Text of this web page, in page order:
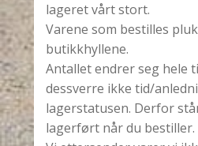
lageret vårt stort.
Varene som bestilles
butikkhyllene.
Antallet endrer seg hele
dessverre ikke tid/
lagerstatusen. Derfor
lagerført når du bestiller.